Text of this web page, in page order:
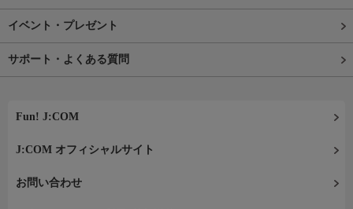
イベント・プレゼント
サポート・よくある質問
Fun! J:COM
J:COM オフィシャルサイト
お問い合わせ